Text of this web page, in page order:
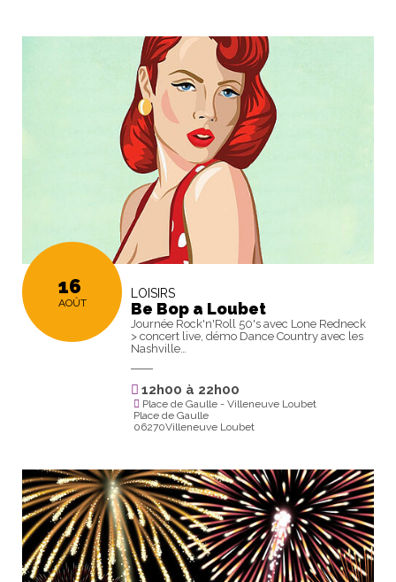
16
AOÛT
LOISIRS
Be Bop a Loubet
Journée Rock'n'Roll 50's avec Lone Redneck
> concert live, démo Dance Country avec les
Nashville…
12h00 à 22h00
Place de Gaulle - Villeneuve Loubet
Place de Gaulle
06270Villeneuve Loubet